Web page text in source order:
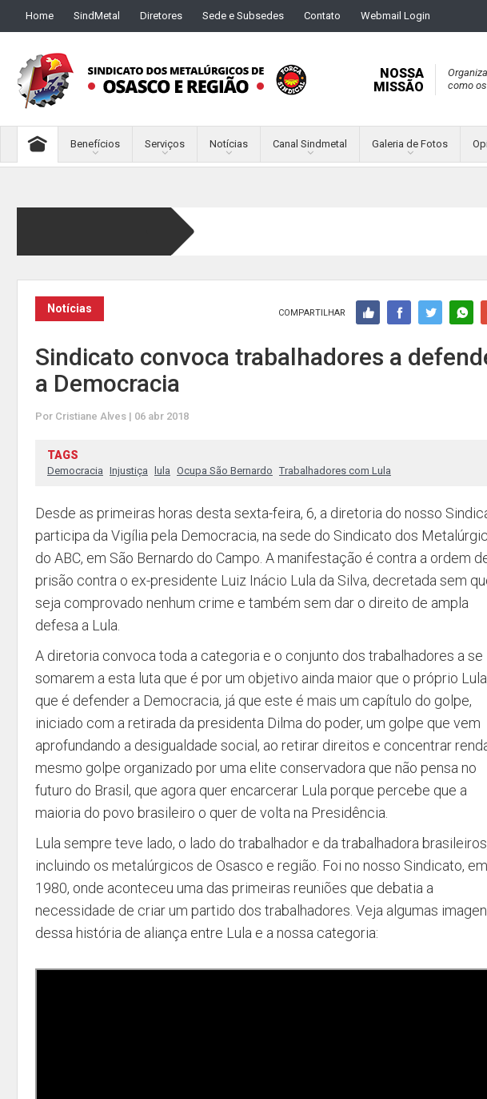
Home SindMetal Diretores Sede e Subsedes Contato Webmail Login
NOSSA
MISSÃO
como
Benefícios Serviços Notícias Canal Sindmetal Galeria de Fotos
Notícias COMPARTILHAR
Sindicato convoca trabalhadores a
a Democracia
Por Cristiane Alves | 06 abr 2018
TAGS
Democracia Injustiça lula Ocupa São Bernardo Trabalhadores com Lula
Desde as primeiras horas desta sexta-feira, 6, a diretoria do nosso
participa da Vigília pela Democracia, na sede do Sindicato dos
do ABC, em São Bernardo do Campo. A manifestação é contra a ordem
prisão contra o ex-presidente Luiz Inácio Lula da Silva, decretada sem
seja comprovado nenhum crime e também sem dar o direito de ampla
defesa a Lula.
A diretoria convoca toda a categoria e o conjunto dos trabalhadores a se
somarem a esta luta que é por um objetivo ainda maior que o próprio
que é defender a Democracia, já que este é mais um capítulo do golpe,
iniciado com a retirada da presidenta Dilma do poder, um golpe que vem
aprofundando a desigualdade social, ao retirar direitos e concentrar
mesmo golpe organizado por uma elite conservadora que não pensa no
futuro do Brasil, que agora quer encarcerar Lula porque percebe que a
maioria do povo brasileiro o quer de volta na Presidência.
Lula sempre teve lado, o lado do trabalhador e da trabalhadora
incluindo os metalúrgicos de Osasco e região. Foi no nosso Sindicato, em
1980, onde aconteceu uma das primeiras reuniões que debatia a
necessidade de criar um partido dos trabalhadores. Veja algumas
dessa história de aliança entre Lula e a nossa categoria: